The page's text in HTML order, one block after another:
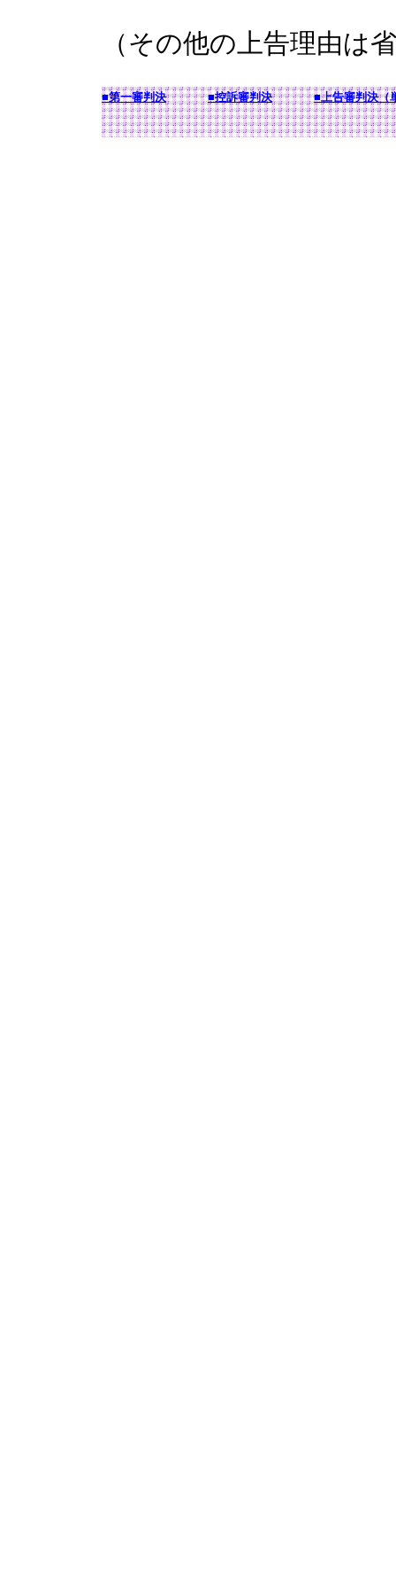
（その他の上告理由は
■第一審判決 ■控訴審判決 ■上告審判決（